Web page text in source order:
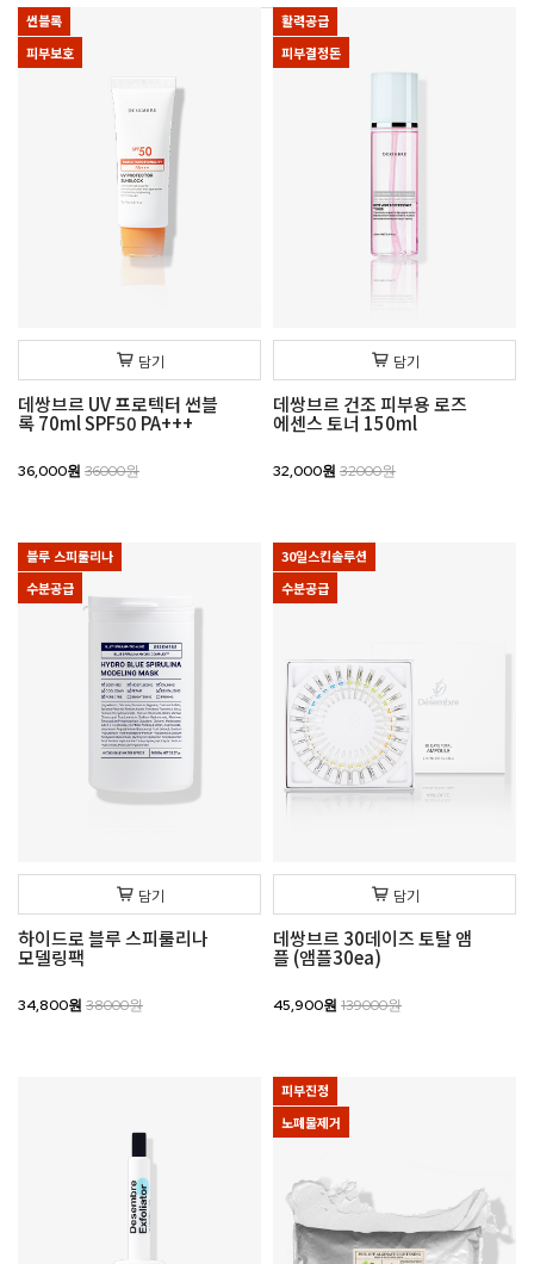
썬블록
피부보호
담기
데쌍브르 UV 프로텍터 썬블
록 70ml SPF50 PA+++
36,000원 36000원
활력공급
피부결정돈
담기
데쌍브르 건조 피부용 로즈
에센스 토너 150ml
32,000원 32000원
블루 스피룰리나
수분공급
담기
하이드로 블루 스피룰리나
모델링팩
34,800원 38000원
30일스킨솔루션
수분공급
담기
데쌍브르 30데이즈 토탈 앰
플 (앰플30ea)
45,900원 139000원
피부진정
노폐물제거